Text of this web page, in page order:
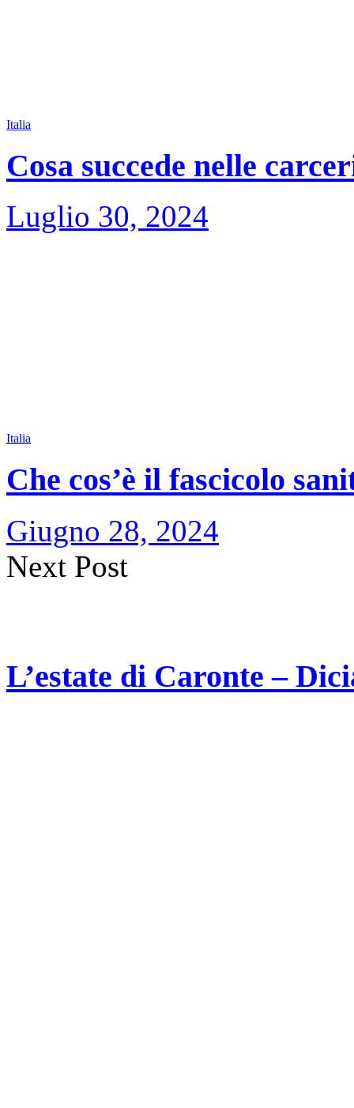
Italia
Cosa succede nelle
Luglio 30, 2024
Italia
Che cos’è il fascicolo
Giugno 28, 2024
Next Post
L’estate di Caronte –